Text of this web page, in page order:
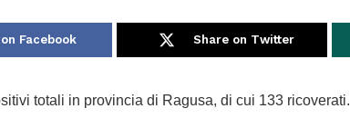
Facebook Share on Twitter
totali in provincia di Ragusa, di cui 133 ricoverati.